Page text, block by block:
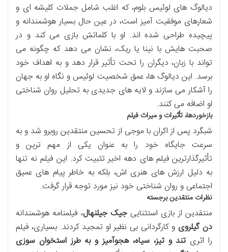
دیالوگ های لوئیس بلوم، که اغلب شامل جملات کلیشه ای و
شعارهای موفقیت آمیز است، در عین حال بسیار هوشمندانه و
پیچیده طراحی شده اند. او با کلماتش بازی می کند و در
صحبت هایش با نینا یا ریک، نشان می دهد که چگونه می
تواند با زبان، دیگران را تحت تأثیر قرار دهد و به اهداف خود
برسد. این دیالوگ ها، عمق شخصیت لوئیس و نگاه او به جهان
را آشکار می سازند و لایه های جدیدی به تحلیل روان شناختی
او اضافه می کنند.
بازخوردها، تأثیرات و میراث فیلم
شبگرد پس از اکران با موجی از تحسین منتقدین روبرو شد و به
سرعت جایگاه خود را به عنوان یکی از مهم ترین و
تأثیرگذارترین فیلم های دهه اخیر تثبیت کرد. این فیلم نه تنها
به دلیل ارزش های هنری اش، بلکه به خاطر پیام های عمیق
اجتماعی و روان شناختی خود نیز مورد توجه قرار گرفت.
نظرات منتقدین برجسته
منتقدین از بازی استثناییجیک جیلنهال، فیلمنامه هوشمندانه
دن گیلروی و کارگردانی بی نظیر او تمجید کردند. بسیاری، فیلم
را اثری تند و تیز، سیاه، هجوآمیز و به طرز استخوان سوزی